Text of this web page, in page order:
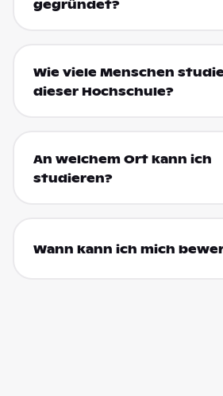
gegründet?
Wie viele Menschen
dieser Hochschule?
An welchem Ort kann ich
studieren?
Wann kann ich mich